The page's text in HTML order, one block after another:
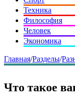
Техника
Философия
Человек
Экономика
Главная/Разделы/
Что такое